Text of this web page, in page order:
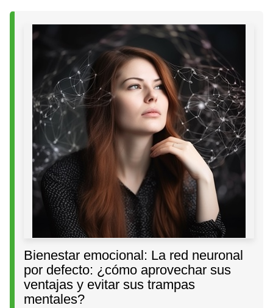
Bienestar emocional: La red neuronal
por defecto: ¿cómo aprovechar sus
ventajas y evitar sus trampas
mentales?